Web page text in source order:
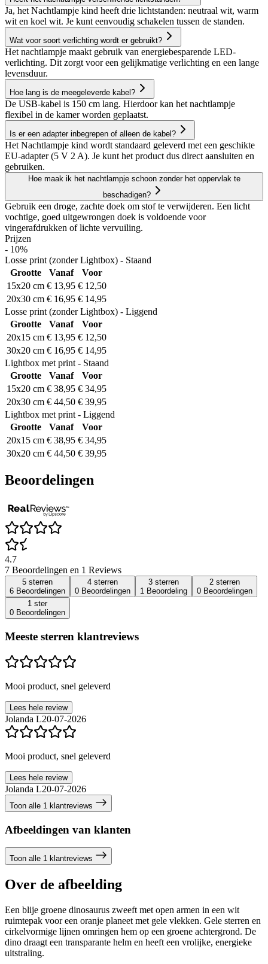
Ja, het Nachtlampje kind heeft drie lichtstanden: neutraal wit, warm
wit en koel wit. Je kunt eenvoudig schakelen tussen de standen.
Wat voor soort verlichting wordt er gebruikt?
Het nachtlampje maakt gebruik van energiebesparende LED-
verlichting. Dit zorgt voor een gelijkmatige verlichting en een lange
levensduur.
Hoe lang is de meegeleverde kabel?
De USB-kabel is 150 cm lang. Hierdoor kan het nachtlampje
flexibel in de kamer worden geplaatst.
Is er een adapter inbegrepen of alleen de kabel?
Het Nachtlampje kind wordt standaard geleverd met een geschikte
EU-adapter (5 V 2 A). Je kunt het product dus direct aansluiten en
gebruiken.
Hoe maak ik het nachtlampje schoon zonder het oppervlak te
beschadigen?
Gebruik een droge, zachte doek om stof te verwijderen. Een licht
vochtige, goed uitgewrongen doek is voldoende voor
vingerafdrukken of lichte vervuiling.
Prijzen
- 10%
Losse print (zonder Lightbox) - Staand
Grootte
Vanaf
Voor
15x20 cm € 13,95 € 12,50
20x30 cm € 16,95 € 14,95
Losse print (zonder Lightbox) - Liggend
Grootte
Vanaf
Voor
20x15 cm € 13,95 € 12,50
30x20 cm € 16,95 € 14,95
Lightbox met print - Staand
Grootte
Vanaf
Voor
15x20 cm € 38,95 € 34,95
20x30 cm € 44,50 € 39,95
Lightbox met print - Liggend
Grootte
Vanaf
Voor
20x15 cm € 38,95 € 34,95
30x20 cm € 44,50 € 39,95
Beoordelingen
4.7
7 Beoordelingen en 1 Reviews
5 sterren
6 Beoordelingen
4 sterren
0 Beoordelingen
3 sterren
1 Beoordeling
2 sterren
0 Beoordelingen
1 ster
0 Beoordelingen
Meeste sterren klantreviews
Mooi product, snel geleverd
Lees hele review
Jolanda L20-07-2026
Mooi product, snel geleverd
Lees hele review
Jolanda L20-07-2026
Toon alle 1 klantreviews
Afbeeldingen van klanten
Toon alle 1 klantreviews
Over de afbeelding
Een blije groene dinosaurus zweeft met open armen in een wit
ruimtepak voor een oranje planeet met gele vlekken. Gele sterren en
cirkelvormige lijnen omringen hem op een groene achtergrond. De
dino draagt een transparante helm en heeft een vrolijke, energieke
uitstraling.